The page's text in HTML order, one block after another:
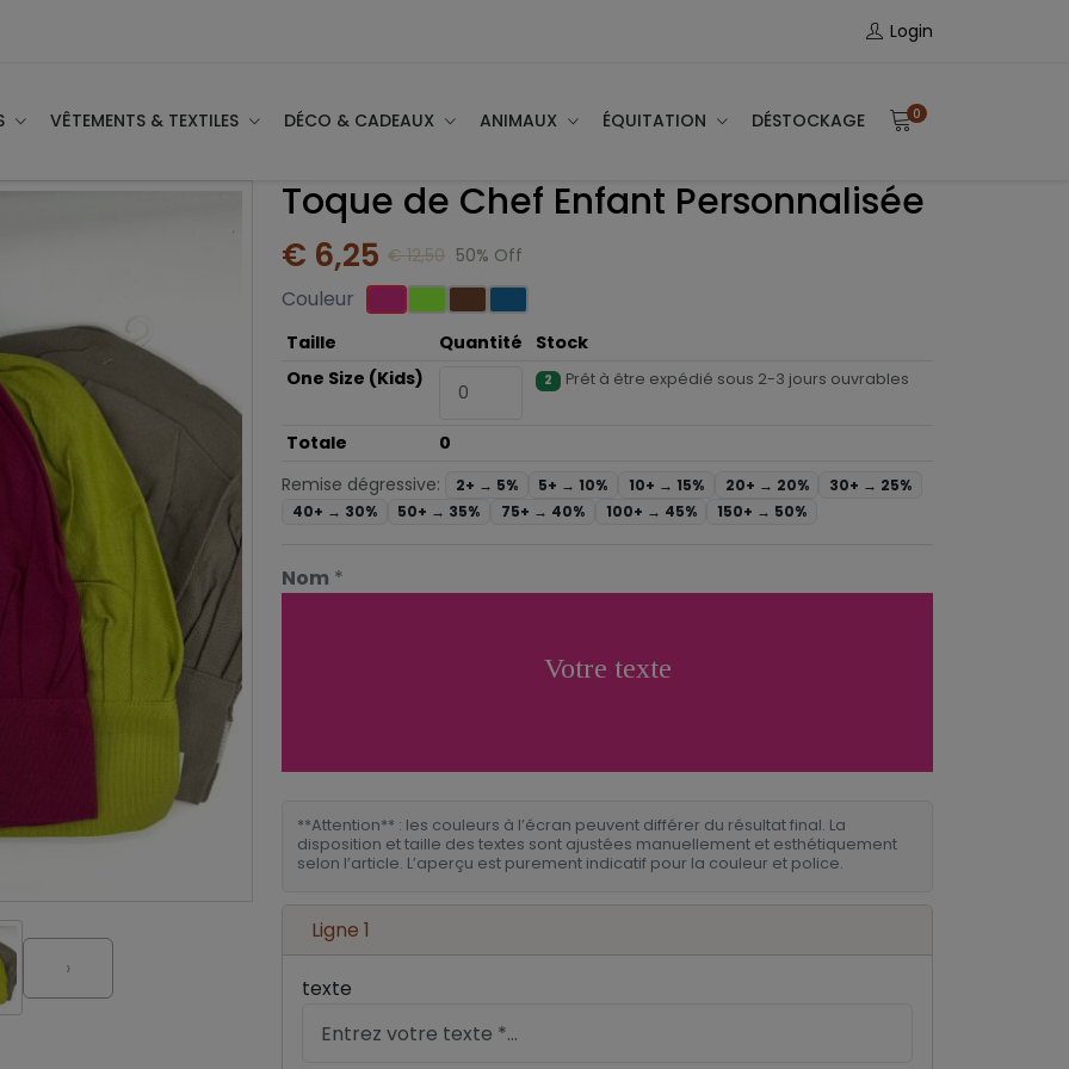
Login
VÊTEMENTS & TEXTILES DÉCO & CADEAUX ANIMAUX ÉQUITATION DÉSTOCKAGE 0
›
Toque de Chef Enfant Personnalisée
€ 6,25 € 12,50 50% Off
Couleur
Taille Quantité
Stock
One Size (Kids)
2 Prêt à être expédié sous 2-3 jours ouvrables
Totale
0
Remise dégressive:
2+ → 5% 5+ → 10% 10+ → 15% 20+ → 20% 30+ → 25%
40+ → 30% 50+ → 35% 75+ → 40% 100+ → 45% 150+ → 50%
Nom *
Votre texte
**Attention** : les couleurs à l’écran peuvent différer du résultat final. La
disposition et taille des textes sont ajustées manuellement et esthétiquement
selon l’article. L’aperçu est purement indicatif pour la couleur et police.
Ligne 1
texte